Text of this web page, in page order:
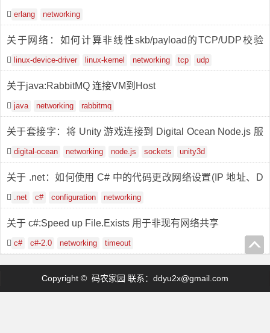
erlang networking
关于网络：如何计算非线性skb/payload的TCP/UDP校验
和？linux-device-driver linux-kernel networking tcp udp
关于java:RabbitMQ 连接VM到Host
java networking rabbitmq
关于套接字：将 Unity 游戏连接到 Digital Ocean Node.js 服
务器
digital-ocean networking node.js sockets unity3d
关于 .net：如何使用 C# 中的代码更改网络设置(IP 地址、D
NS、WINS、主机名)
.net c# configuration networking
关于 c#:Speed up File.Exists 用于非现有网络共享
c# c#-2.0 networking timeout
Copyright © 码农家园 联系： ddyu2x@gmail.com